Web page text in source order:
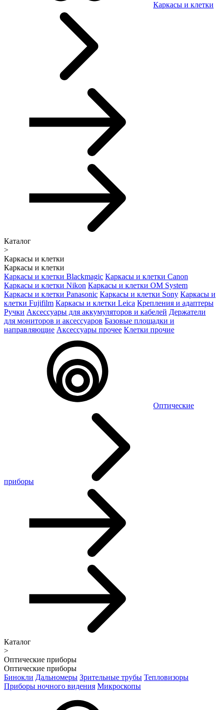
Каркасы и клетки
Каталог
>
Каркасы и клетки
Каркасы и клетки
Каркасы и клетки Blackmagic Каркасы и клетки Canon
Каркасы и клетки Nikon Каркасы и клетки OM System
Каркасы и клетки Panasonic Каркасы и клетки Sony Каркасы и
клетки Fujifilm Каркасы и клетки Leica Крепления и адаптеры
Ручки Аксессуары для аккумуляторов и кабелей Держатели
для мониторов и аксессуаров Базовые площадки и
направляющие Аксессуары прочее Клетки прочие
Оптические
приборы
Каталог
>
Оптические приборы
Оптические приборы
Бинокли Дальномеры Зрительные трубы Тепловизоры
Приборы ночного видения Микроскопы